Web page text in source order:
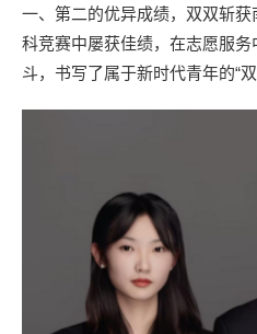
一、第二的优异成绩，双双斩
科竞赛中屡获佳绩，在志愿服
斗，书写了属于新时代青年的“双